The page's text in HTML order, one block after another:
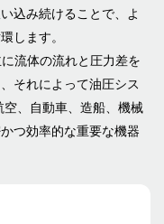
込み続けることで、よ
します。
流体の流れと圧力差を
それによって油圧シス
、自動車、造船、機械
つ効率的な重要な機器